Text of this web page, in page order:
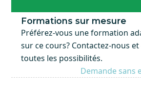
Formations sur mesure
Préférez-vous une formation
sur ce cours? Contactez-nous
toutes les possibilités.
Demande sans